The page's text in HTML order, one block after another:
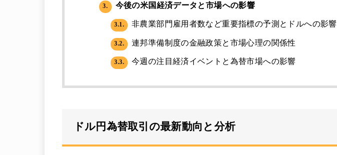
3. 今後の米国経済データと市場への影響
3.1. 非農業部門雇用者数など重要指標の予測とドルへの影響
3.2. 連邦準備制度の金融政策と市場心理の関係性
3.3. 今週の注目経済イベントと為替市場への影響
ドル円為替取引の最新動向と分析